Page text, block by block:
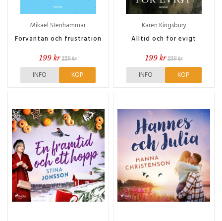
Mikael Stenhammar
Förväntan och frustration
199 kr 229 kr
INFO KÖP
Karen Kingsbury
Alltid och för evigt
199 kr 239 kr
INFO KÖP